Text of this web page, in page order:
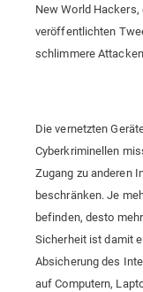
New World
veröffentlichten
schlimmere
Die vernetzten
Cyberkriminellen
Zugang zu anderen
beschränken. Je
befinden, desto
Sicherheit ist damit
Absicherung des
auf Computern,